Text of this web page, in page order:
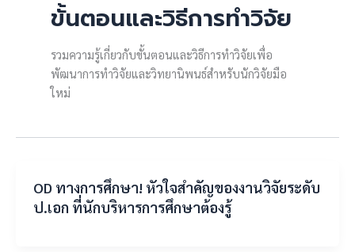
ขั้นตอนและวิธีการทำวิจัย
รวมความรู้เกี่ยวกับขั้นตอนและวิธีการทำวิจัยเพื่อ
พัฒนาการทำวิจัยและวิทยานิพนธ์สำหรับนักวิจัยมือ
ใหม่
OD ทางการศึกษา! หัวใจสำคัญของงานวิจัยระดับ
ป.เอก ที่นักบริหารการศึกษาต้องรู้